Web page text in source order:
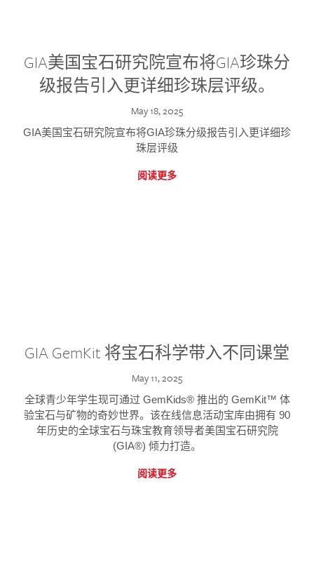
GIA美国宝石研究院宣布将GIA珍珠分
级报告引入更详细珍珠层评级。
May 18, 2025
GIA美国宝石研究院宣布将GIA珍珠分级报告引入更详细珍
珠层评级
阅读更多
GIA GemKit 将宝石科学带入不同课堂
May 11, 2025
全球青少年学生现可通过 GemKids® 推出的 GemKit™ 体
验宝石与矿物的奇妙世界。该在线信息活动宝库由拥有 90
年历史的全球宝石与珠宝教育领导者美国宝石研究院
(GIA®) 倾力打造。
阅读更多